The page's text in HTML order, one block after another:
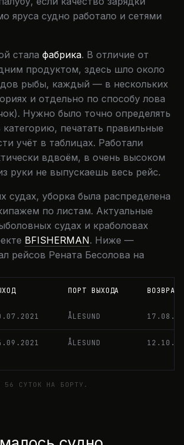
яруса судно работало и сетями
стала фабрика. В отличие от
продуктом, здесь шло около
рыбы, каждый — в нескольких
и отдельно по способу лова
Нужно было точно определять
печатать правильные
учёт в таблицах. Работали
вдвоём, в очень высоком
руки не выпускаешь весь рейс.
судах, уборка была распределена
по листам. Актуальные
судах и краболовах
BFISHERMAN. Ниже —
рейсов Рената Бесолова на
ПОРТ ВЫХОДА
ÅLESUND
ÅLESUND
56 СУТОК НА БОРТУ.